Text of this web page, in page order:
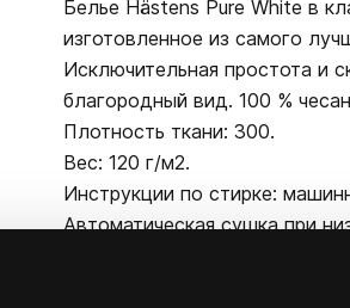
Белье Hästens Pure White в
изготовленное из самого
Исключительная простота и
благородный вид. 100 %
Плотность ткани: 300.
Вес: 120 г/м2.
Инструкции по стирке:
Автоматическая сушка при